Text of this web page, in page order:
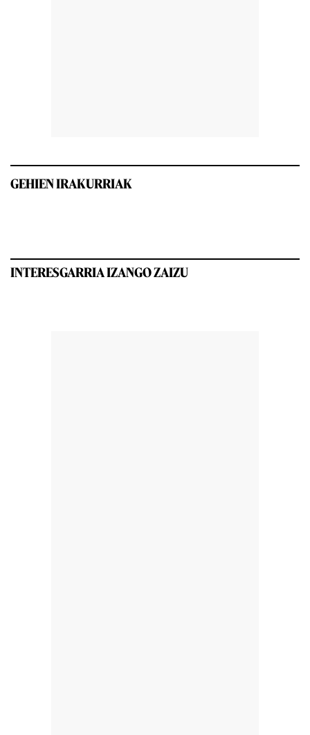
GEHIEN IRAKURRIAK
INTERESGARRIA IZANGO ZAIZU